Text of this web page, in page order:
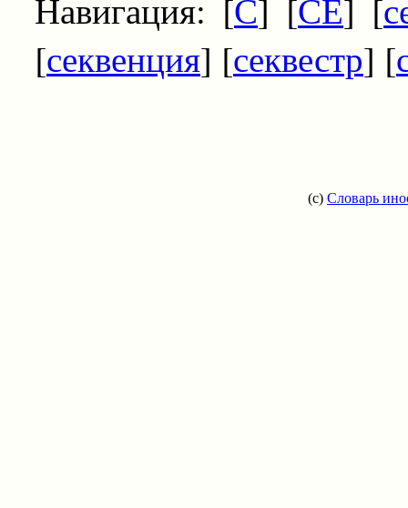
[секвенция] [секвестр] [
(c) Словарь